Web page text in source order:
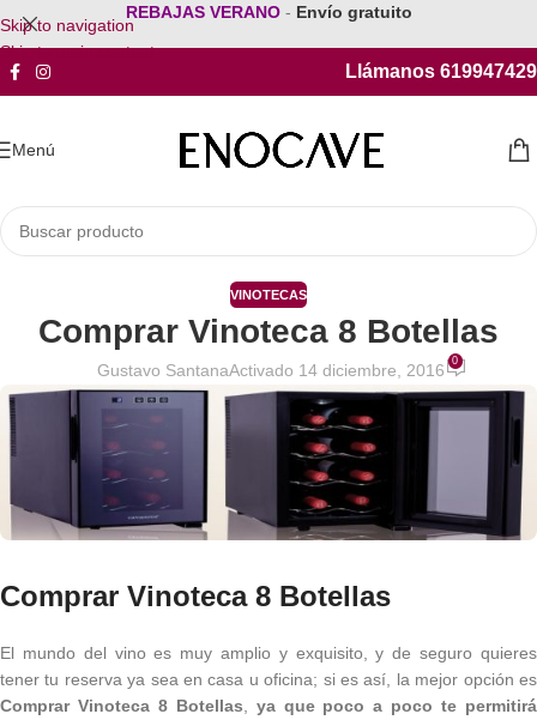
Skip to navigation
Skip to main content
REBAJAS VERANO - Envío gratuito
Llámanos 619947429
Menú
VINOTECAS
Comprar Vinoteca 8 Botellas
Gustavo SantanaActivado 14 diciembre, 2016 0
Comprar Vinoteca 8 Botellas
El mundo del vino es muy amplio y exquisito, y de seguro quieres
tener tu reserva ya sea en casa u oficina; si es así, la mejor opción es
Comprar Vinoteca 8 Botellas
ya que poco a poco te permitirá